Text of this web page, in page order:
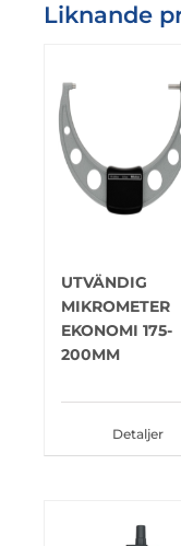
Liknande
UTVÄNDIG
MIKROMETER
EKONOMI 175-
200MM
Detaljer